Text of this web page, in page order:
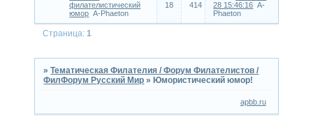
филателистический
юмор A-Phaeton
18 414
28 15:46:16 A-
Phaeton
Страница:1
»Тематическая Филателия / Форум Филателистов /
ФилФорум Русский Мир »Юмористический юмор!
apbb.ru